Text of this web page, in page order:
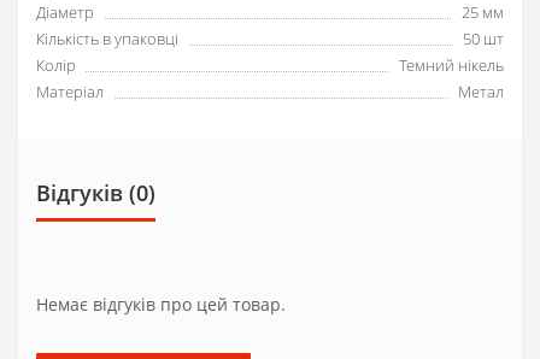
Діаметр
25 мм
Кількість в упаковці
50 шт
Колір
Темний нікель
Матеріал
Метал
Відгуків (0)
Немає відгуків про цей товар.